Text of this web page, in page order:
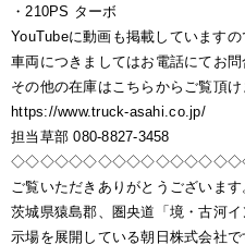
・210PS ターボ
YouTubeに動画も掲載していますの
車両につきましてはお電話にてお問
その他の在庫はこちらからご覧頂け
https://www.truck-asahi.co.jp/
担当草部 080-8827-3458
ご覧いただきありがとうございます
茨城県猿島郡、圏央道「境・古河
示場を展開している朝日株式会社で